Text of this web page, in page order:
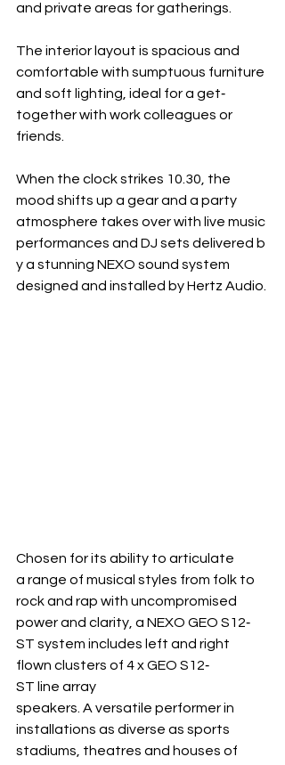
and private areas for gatherings.
The interior layout is spacious and
comfortable with sumptuous furniture
and soft lighting, ideal for a get‐
together with work colleagues or
friends.
When the clock strikes 10.30, the
mood shifts up a gear and a party
atmosphere takes over with live music
performances and DJ sets delivered b
y a stunning NEXO sound system
designed and installed by Hertz Audio.
Chosen for its ability to articulate
a range of musical styles from folk to
rock and rap with uncompromised
power and clarity, a NEXO GEO S12‐
ST system includes left and right
flown clusters of 4 x GEO S12‐
ST line array
speakers. A versatile performer in
installations as diverse as sports
stadiums, theatres and houses of